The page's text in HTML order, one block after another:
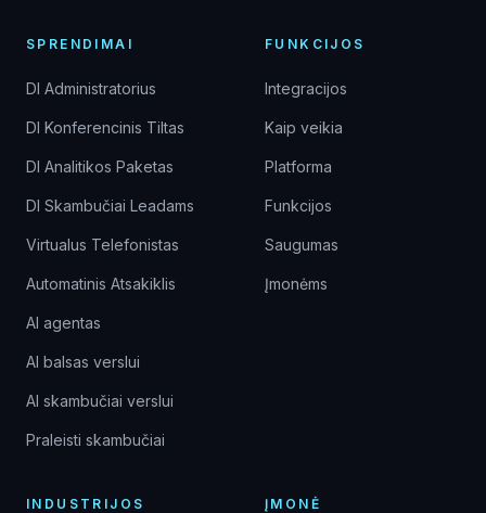
SPRENDIMAI
DI Administratorius
DI Konferencinis Tiltas
DI Analitikos Paketas
DI Skambučiai Leadams
Virtualus Telefonistas
Automatinis Atsakiklis
AI agentas
AI balsas verslui
AI skambučiai verslui
Praleisti skambučiai
FUNKCIJOS
Integracijos
Kaip veikia
Platforma
Funkcijos
Saugumas
Įmonėms
INDUSTRIJOS ĮMONĖ